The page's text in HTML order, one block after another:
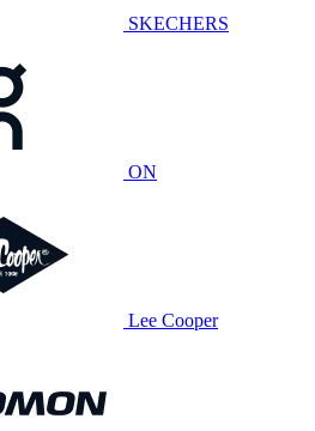
SKECHERS
ON
Lee Cooper